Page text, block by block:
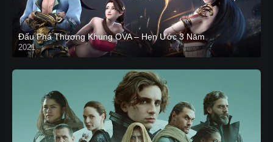
Đấu Phá Thương Khung OVA – Hẹn Ước 3 Năm
2021